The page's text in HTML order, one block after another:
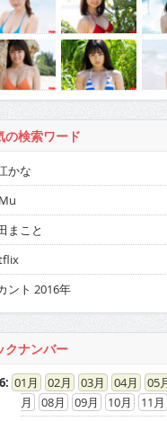
の検索ワード
かな
まこと
ント 2016年
クナンバー
: 01 02 03 04 05
08
09 10 11